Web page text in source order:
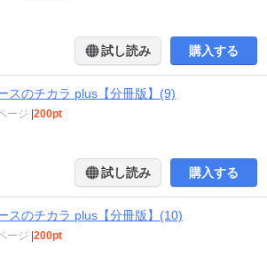
試し読み 購入する
スのチカラ plus【分冊版】(9)
ージ 200pt
試し読み 購入する
スのチカラ plus【分冊版】(10)
ージ 200pt